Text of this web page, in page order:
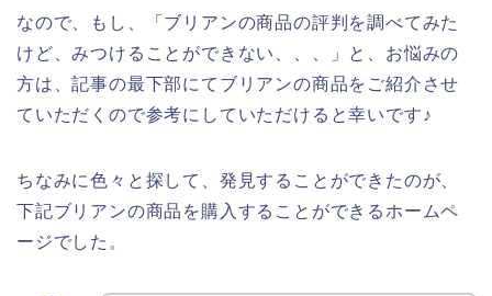
なので、もし、「ブリアンの商品の評判を調べてみた
けど、みつけることができない、、、」と、お悩みの
方は、記事の最下部にてブリアンの商品をご紹介させ
ていただくので参考にしていただけると幸いです♪
ちなみに色々と探して、発見することができたのが、
下記ブリアンの商品を購入することができるホームペ
ージでした。